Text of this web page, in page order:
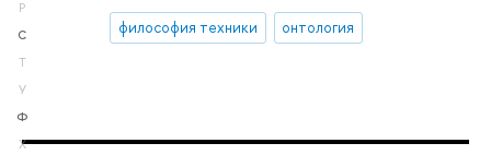
Р
С
Т
У
Ф
Х
философия техники онтология